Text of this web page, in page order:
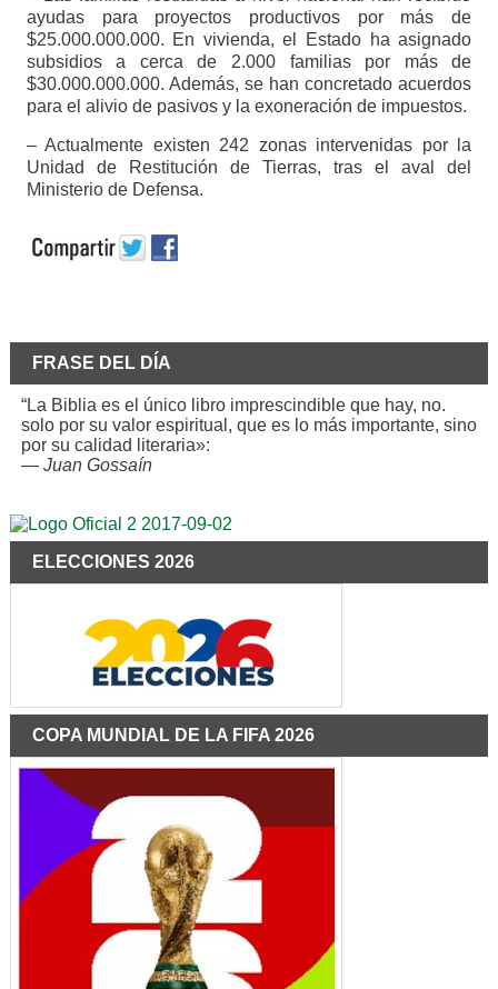
ayudas para proyectos productivos por más de
$25.000.000.000. En vivienda, el Estado ha asignado
subsidios a cerca de 2.000 familias por más de
$30.000.000.000. Además, se han concretado acuerdos
para el alivio de pasivos y la exoneración de impuestos.
– Actualmente existen 242 zonas intervenidas por la
Unidad de Restitución de Tierras, tras el aval del
Ministerio de Defensa.
FRASE DEL DÍA
“La Biblia es el único libro imprescindible que hay, no.
solo por su valor espiritual, que es lo más importante, sino
por su calidad literaria»:
— Juan Gossaín
ELECCIONES 2026
COPA MUNDIAL DE LA FIFA 2026